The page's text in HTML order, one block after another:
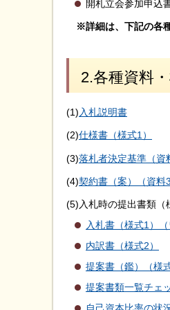
開札立会参加申込
※詳細は、下記の各
2.各種資料
(1)入札説明書
(2)仕様書（様式1）
(3)落札者決定基準（資
(4)契約書（案）（資料
(5)入札時の提出書類（
入札書（様式1）（
内訳書（様式2）
提案書（鑑）（様
提案書類一覧チェ